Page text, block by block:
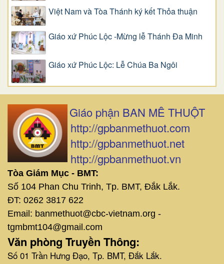
Việt Nam và Tòa Thánh ký kết Thỏa thuận
Giáo xứ Phúc Lộc -Mừng lễ Thánh Đa Minh
Giáo xứ Phúc Lộc: Lễ Chúa Ba Ngôi
Giáo phận BAN MÊ THUỘT
http://gpbanmethuot.com
http://gpbanmethuot.net
http://gpbanmethuot.vn
Tòa Giám Mục - BMT:
Số 104 Phan Chu Trinh, Tp. BMT, Đắk Lắk.
ĐT: 0262 3817 622
Email: banmethuot@cbc-vietnam.org -
tgmbmt104@gmail.com
Văn phòng Truyền Thông:
Số 01 Trần Hưng Đạo, Tp. BMT, Đắk Lắk.